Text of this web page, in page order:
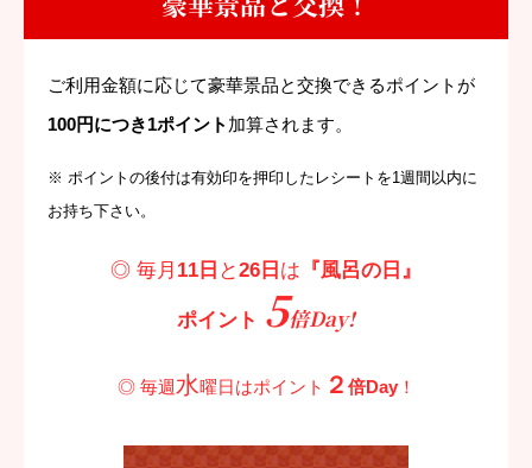
ご利用金額に応じて豪華景品と交換できるポイントが
100円につき1ポイント 加算されます。
※ ポイントの後付は有効印を押印したレシートを1週間以内に
お持ち下さい。
◎ 毎月 11日 と26日 は 『風呂の日』
ポイント 5倍Day!
◎ 毎週 水曜日はポイント ２ 倍Day！